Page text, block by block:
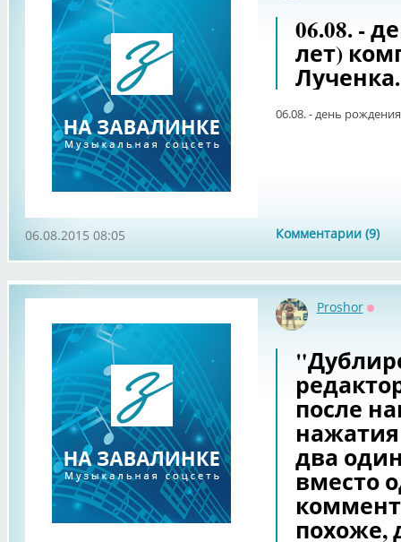
06.08. -
лет)
Лученка.
06.08. - день
Комментарии (9)
06.08.2015 08:05
Proshor
после
два
вместо
похоже,